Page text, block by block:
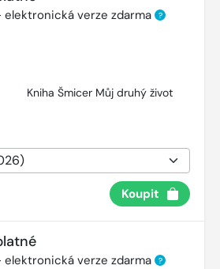
elektronická verze zdarma ?
Kniha Šmicer Můj druhý život
Koupit
elektronická verze zdarma ?